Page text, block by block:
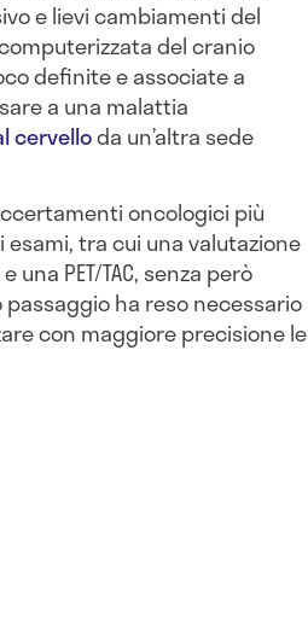
e lievi cambiamenti del
del cranio
definite e associate a
a una malattia
cervelloda un’altra sede
oncologici più
tra cui una valutazione
PET/TAC, senza però
ha reso necessario
con maggiore precisione le